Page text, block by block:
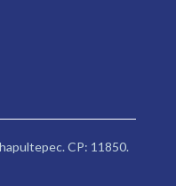
CP: 11850.